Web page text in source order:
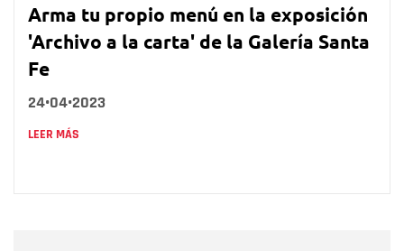
Arma tu propio menú en la exposición
'Archivo a la carta' de la Galería Santa
Fe
24•04•2023
LEER MÁS